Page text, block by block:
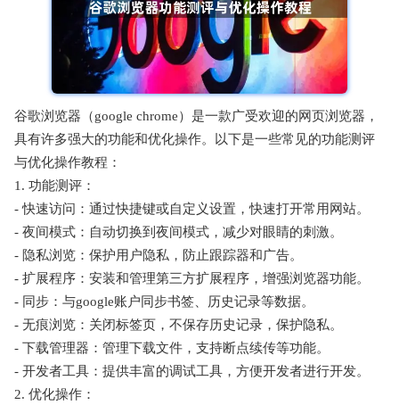
谷歌浏览器（google chrome）是一款广受欢迎的网页浏览器，
具有许多强大的功能和优化操作。以下是一些常见的功能测评
与优化操作教程：
1. 功能测评：
- 快速访问：通过快捷键或自定义设置，快速打开常用网站。
- 夜间模式：自动切换到夜间模式，减少对眼睛的刺激。
- 隐私浏览：保护用户隐私，防止跟踪器和广告。
- 扩展程序：安装和管理第三方扩展程序，增强浏览器功能。
- 同步：与google账户同步书签、历史记录等数据。
- 无痕浏览：关闭标签页，不保存历史记录，保护隐私。
- 下载管理器：管理下载文件，支持断点续传等功能。
- 开发者工具：提供丰富的调试工具，方便开发者进行开发。
2. 优化操作：